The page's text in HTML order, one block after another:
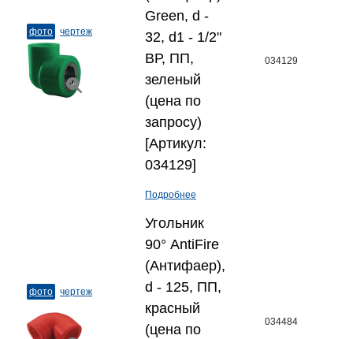
фото чертеж
Green, d -
32, d1 - 1/2"
ВР, ПП,
зеленый
(цена по
запросу)
[Артикул:
034129]
Подробнее
034129
фото чертеж
Угольник
90° AntiFire
(Антифаер),
d - 125, ПП,
красный
(цена по
034484